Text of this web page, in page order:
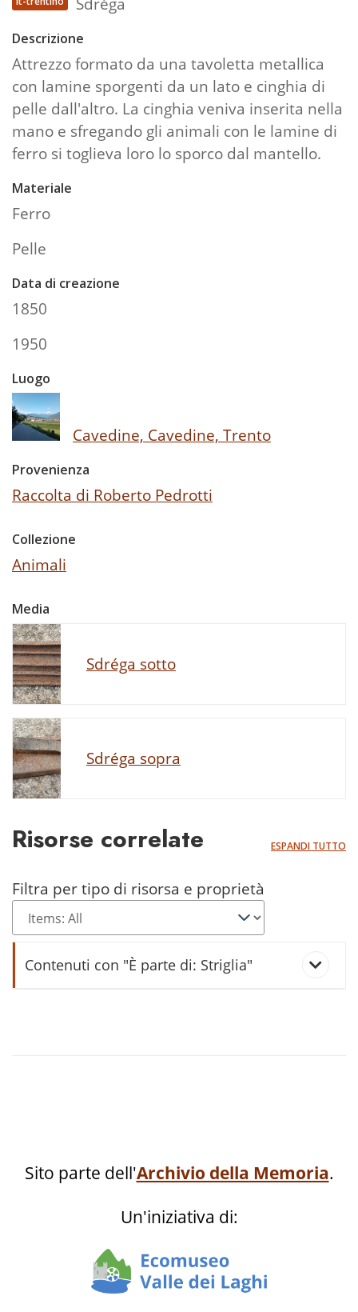
Descrizione
Attrezzo formato da una tavoletta metallica
con lamine sporgenti da un lato e cinghia di
pelle dall'altro. La cinghia veniva inserita nella
mano e sfregando gli animali con le lamine di
ferro si toglieva loro lo sporco dal mantello.
Materiale
Ferro
Pelle
Data di creazione
1850
1950
Luogo
Cavedine, Cavedine, Trento
Provenienza
Raccolta di Roberto Pedrotti
Collezione
Animali
Media
Sdréga sotto
Sdréga sopra
Risorse correlate ESPANDI TUTTO
Filtra per tipo di risorsa e proprietà
Contenuti con "È parte di: Striglia"
Sito parte dell'Archivio della Memoria.
Un'iniziativa di: